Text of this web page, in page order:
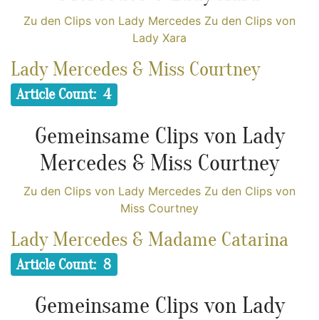
Zu den Clips von Lady Mercedes Zu den Clips von
Lady Xara
Lady Mercedes & Miss Courtney
Article Count: 4
Gemeinsame Clips von Lady
Mercedes & Miss Courtney
Zu den Clips von Lady Mercedes Zu den Clips von
Miss Courtney
Lady Mercedes & Madame Catarina
Article Count: 8
Gemeinsame Clips von Lady